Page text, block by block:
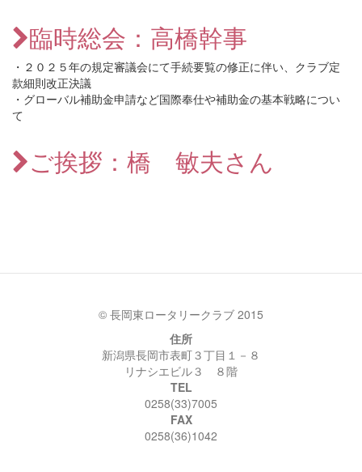
臨時総会：高橋幹事
・２０２５年の規定審議会にて手続要覧の修正に伴い、クラブ定
款細則改正決議
・グローバル補助金申請など国際奉仕や補助金の基本戦略につい
て
ご挨拶：橋 敏夫さん
© 長岡東ロータリークラブ 2015
住所
新潟県長岡市表町３丁目１－８
リナシエビル３ ８階
TEL
0258(33)7005
FAX
0258(36)1042